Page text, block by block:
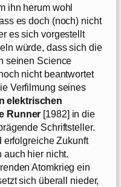
ihn herum wohl
es doch (noch) nicht
es sich vorgestellt
würde, dass sich die
seinen Science
nicht beantwortet
Verfilmung seines
elektrischen
Runner [1982] in die
Schriftsteller.
erfolgreiche Zukunft
auch hier nicht.
Atomkrieg ein
sich überall nieder,